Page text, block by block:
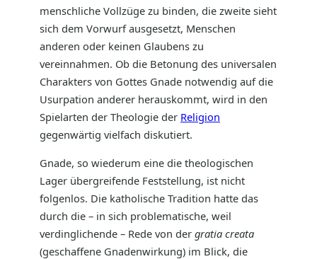
menschliche Vollzüge zu binden, die zweite sieht
sich dem Vorwurf ausgesetzt, Menschen
anderen oder keinen Glaubens zu
vereinnahmen. Ob die Betonung des universalen
Charakters von Gottes Gnade notwendig auf die
Usurpation anderer herauskommt, wird in den
Spielarten der Theologie der Religion
gegenwärtig vielfach diskutiert.
Gnade, so wiederum eine die theologischen
Lager übergreifende Feststellung, ist nicht
folgenlos. Die katholische Tradition hatte das
durch die – in sich problematische, weil
verdinglichende – Rede von der gratia creata
(geschaffene Gnadenwirkung) im Blick, die